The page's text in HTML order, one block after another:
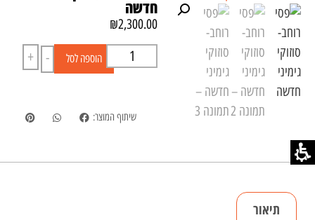
חדשה
₪2,300.00
-
+ הוספה לסל
שיתוף המוצר:
תיאור